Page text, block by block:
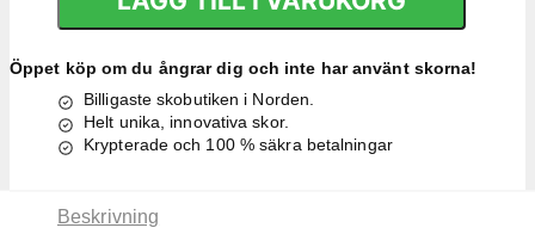
Öppet köp om du ångrar dig och inte har använt skorna!
Billigaste skobutiken i Norden.
Helt unika, innovativa skor.
Krypterade och 100 % säkra betalningar
Beskrivning